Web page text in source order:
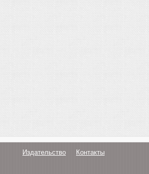
Издательство Контакты